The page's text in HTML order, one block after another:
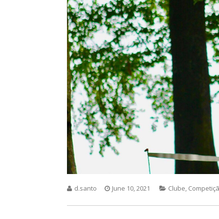
d.santo June 10, 2021 Clube,